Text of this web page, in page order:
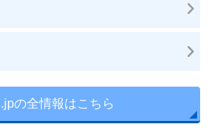
の全情報はこちら